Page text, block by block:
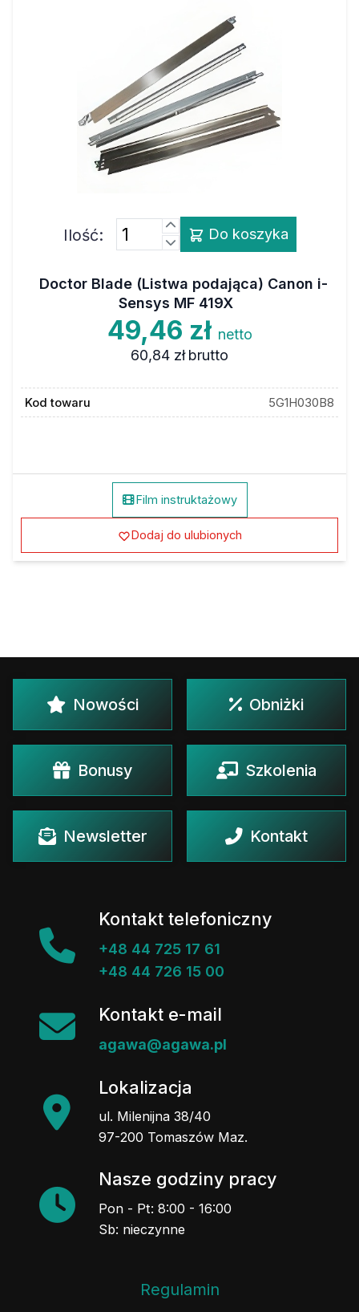
Ilość: Do koszyka
Doctor Blade (Listwa podająca) Canon i-
Sensys MF 419X
49,46 zł netto
60,84 zł brutto
Kod towaru 5G1H030B8
Film instruktażowy
Dodaj do ulubionych
Nowości Obniżki
Bonusy Szkolenia
Newsletter Kontakt
Kontakt telefoniczny
+48 44 725 17 61
+48 44 726 15 00
Kontakt e-mail
agawa@agawa.pl
Lokalizacja
ul. Milenijna 38/40
97-200 Tomaszów Maz.
Nasze godziny pracy
Pon - Pt: 8:00 - 16:00
Sb: nieczynne
Regulamin